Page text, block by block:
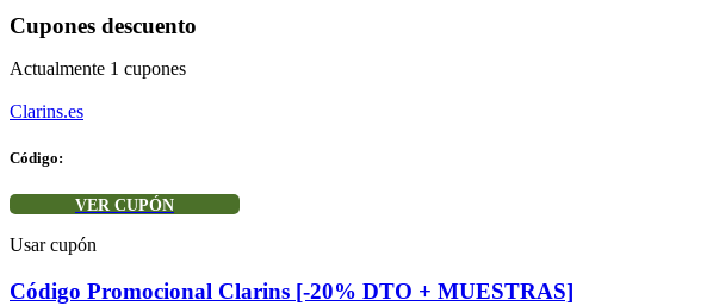
Cupones descuento
Actualmente 1 cupones
Clarins.es
Código:
VER CUPÓN
Usar cupón
Código Promocional Clarins [-20% DTO + MUESTRAS]